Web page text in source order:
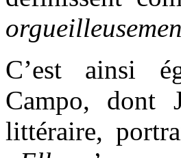
C’est ainsi
Campo, dont
littéraire,